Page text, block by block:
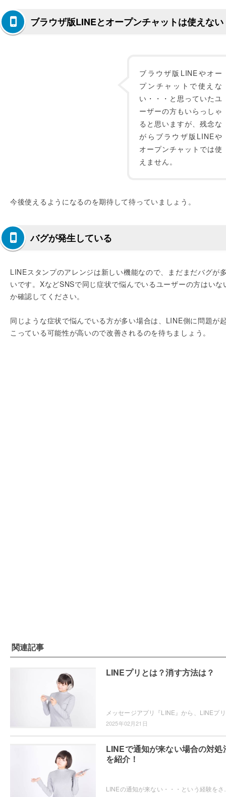
ブラウザ版LINEとオープンチャットは使えない
ブラウザ版LINEやオー
プンチャットで使えな
い・・・と思っていたユ
ーザーの方もいらっしゃ
ると思いますが、残念な
がらブラウザ版LINEや
オープンチャットでは使
えません。
今後使えるようになるのを期待して待っていましょう。
バグが発生している
LINEスタンプのアレンジは新しい機能なので、まだまだバグが
いです。XなどSNSで同じ症状で悩んでいるユーザーの方はいな
か確認してください。
同じような症状で悩んでいる方が多い場合は、LINE側に問題が
こっている可能性が高いので改善されるのを待ちましょう。
関連記事
LINEプリとは？消す方法は？
2025年02月21日
LINEで通知が来ない場合の対処
を紹介！